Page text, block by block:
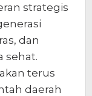
strategis
dan
sehat.
terus
daerah